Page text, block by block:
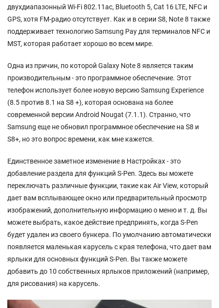
двухдиапазонный Wi-Fi 802.11ac, Bluetooth 5, Cat 16 LTE, NFC и
GPS, хотя FM-радио отсутствует. Как и в серии S8, Note 8 также
поддерживает технологию Samsung Pay для терминалов NFC и
MST, которая работает хорошо во всем мире.
Одна из причин, по которой Galaxy Note 8 является таким
производительным - это программное обеспечение. Этот
телефон использует более новую версию Samsung Experience
(8.5 против 8.1 на S8 +), которая основана на более
современной версии Android Nougat (7.1.1). Странно, что
Samsung еще не обновил программное обеспечение на S8 и
S8+, но это вопрос времени, как мне кажется.
Единственное заметное изменение в Настройках - это
добавление раздела для функций S-Pen. Здесь вы можете
переключать различные функции, такие как Air View, который
дает вам всплывающее окно или предварительный просмотр
изображений, дополнительную информацию о меню и т. д. Вы
можете выбрать, какое действие предпринять, когда S-Pen
будет удален из своего бункера. По умолчанию автоматически
появляется маленькая карусель с края телефона, что дает вам
ярлыки для основных функций S-Pen. Вы также можете
добавить до 10 собственных ярлыков приложений (например,
для рисования) на карусель.